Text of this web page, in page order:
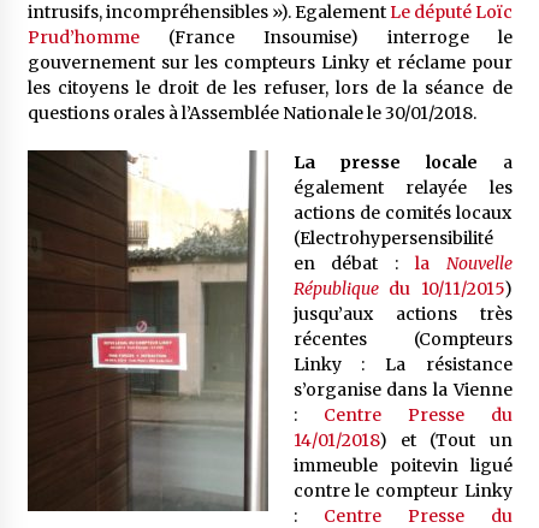
intrusifs, incompréhensibles »). EgalementLe député Loïc
Prud’homme(France Insoumise) interroge le
gouvernement sur les compteurs Linky et réclame pour
les citoyens le droit de les refuser, lors de la séance de
questions orales à l’Assemblée Nationale le 30/01/2018.
La presse locale a
également relayée les
actions de comités locaux
(Electrohypersensibilité
en débat : la Nouvelle
Républiquedu 10/11/2015)
jusqu’aux actions très
récentes (Compteurs
Linky : La résistance
s’organise dans la Vienne
: Centre Presse du
14/01/2018) et (Tout un
immeuble poitevin ligué
contre le compteur Linky
: Centre Presse du